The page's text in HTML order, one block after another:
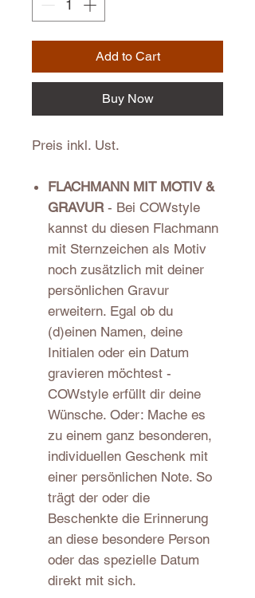
Add to Cart
Buy Now
Preis inkl. Ust.
FLACHMANN MIT MOTIV &
GRAVUR - Bei COWstyle
kannst du diesen Flachmann
mit Sternzeichen als Motiv
noch zusätzlich mit deiner
persönlichen Gravur
erweitern. Egal ob du
(d)einen Namen, deine
Initialen oder ein Datum
gravieren möchtest -
COWstyle erfüllt dir deine
Wünsche. Oder: Mache es
zu einem ganz besonderen,
individuellen Geschenk mit
einer persönlichen Note. So
trägt der oder die
Beschenkte die Erinnerung
an diese besondere Person
oder das spezielle Datum
direkt mit sich.